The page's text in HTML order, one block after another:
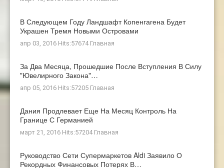
В Следующем Году Ландшафт Копенгагена Будет
Украшен Тремя Новыми Островами
апр 03, 2016 Hits:57674 Главная
За Два Месяца, Прошедшие После Вступления В Силу
"ювелирного Закона"…
апр 05, 2016 Hits:57205 Главная
Дания Продлевает Еще На Месяц Контроль На
Границе С Германией
март 21, 2016 Hits:57204 Главная
Руководство Сети Супермаркетов Aldi Заявило О
Рекордных Финансовых Потерях В…